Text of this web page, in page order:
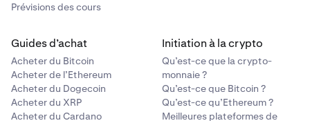
Prévisions des cours
Guides d’achat
Acheter du Bitcoin
Acheter de l’Ethereum
Acheter du Dogecoin
Acheter du XRP
Acheter du Cardano
Initiation à la crypto
Qu’est-ce que la crypto-
monnaie ?
Qu’est-ce que Bitcoin ?
Qu’est-ce qu’Ethereum ?
Meilleures plateformes de